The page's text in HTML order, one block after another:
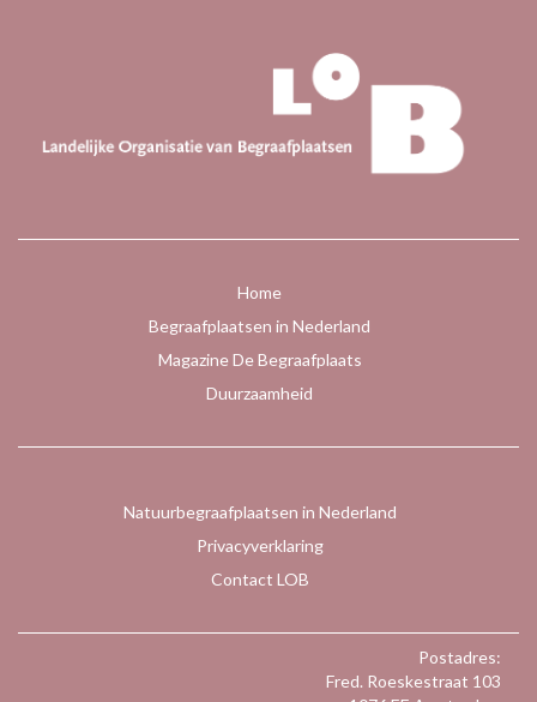
Home
Begraafplaatsen in Nederland
Magazine De Begraafplaats
Duurzaamheid
Natuurbegraafplaatsen in Nederland
Privacyverklaring
Contact LOB
Postadres:
Fred. Roeskestraat 103